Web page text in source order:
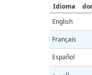
Idioma
English
Français
Español